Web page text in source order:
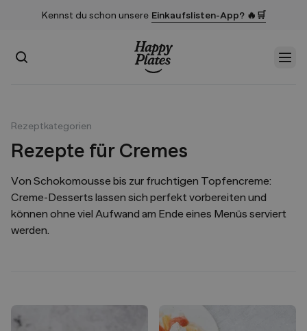
Kennst du schon unsere Einkaufslisten-App? 🔥🛒
Suchen
Rezeptkategorien
Rezepte für Cremes
Von Schokomousse bis zur fruchtigen Topfencreme:
Creme-Desserts lassen sich perfekt vorbereiten und
können ohne viel Aufwand am Ende eines Menüs serviert
werden.